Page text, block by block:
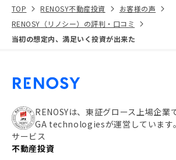
TOP RENOSY不動産投資
お客様の声
RENOSY（リノシー）の評判・口コミ
当初の想定内、満足いく投資が出来た
RENOSYは、東証グロース上場企業
GA technologiesが運営しています。
サービス
不動産投資